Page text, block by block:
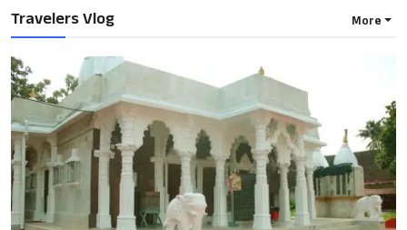
Travelers Vlog More